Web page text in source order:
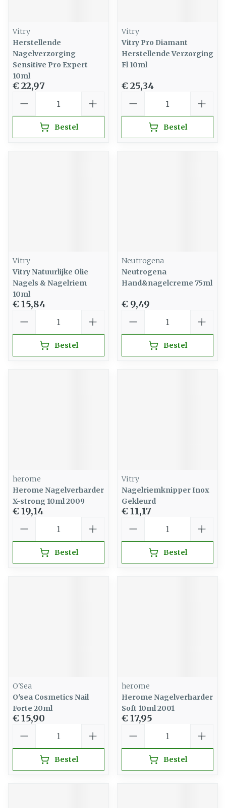
Vitry
Herstellende
Nagelverzorging
Sensitive Pro Expert
10ml
€ 22,97
Bestel
Vitry
Vitry Pro Diamant
Herstellende Verzorging
Fl 10ml
€ 25,34
Bestel
Vitry
Vitry Natuurlijke Olie
Nagels & Nagelriem
10ml
€ 15,84
Bestel
Neutrogena
Neutrogena
Hand&nagelcreme 75ml
€ 9,49
Bestel
herome
Herome Nagelverharder
X-strong 10ml 2009
€ 19,14
Bestel
Vitry
Nagelriemknipper Inox
Gekleurd
€ 11,17
Bestel
O'Sea
O'sea Cosmetics Nail
Forte 20ml
€ 15,90
Bestel
herome
Herome Nagelverharder
Soft 10ml 2001
€ 17,95
Bestel